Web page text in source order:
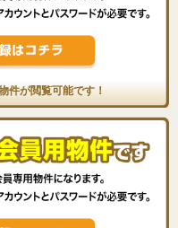
件が閲覧可能です！